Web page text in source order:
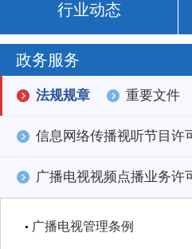
行业动态
政务服务
法规规章 重要文件
信息网络传播视听节目许
广播电视视频点播业务许
• 广播电视管理条例